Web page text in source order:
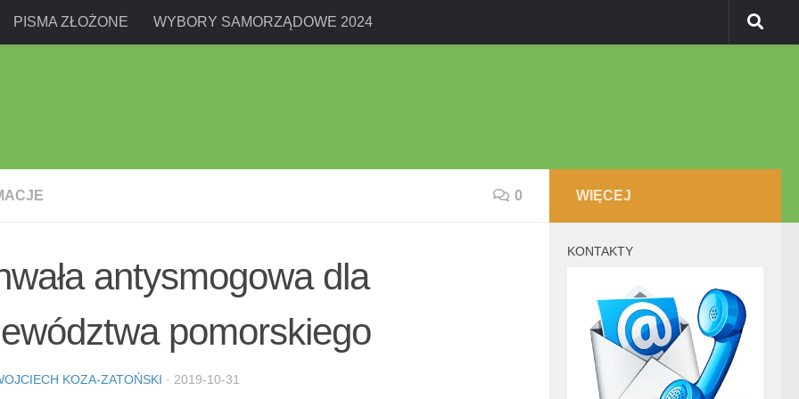
PISMA ZŁOŻONE WYBORY SAMORZĄDOWE 2024
0
antysmogowa dla
pomorskiego
KOZA-ZATOŃSKI · 2019-10-31
WIĘCEJ
KONTAKTY